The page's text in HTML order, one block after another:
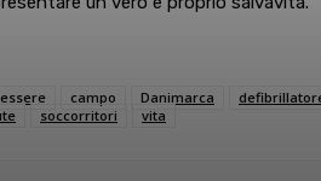
campo Danimarca
soccorritori vita